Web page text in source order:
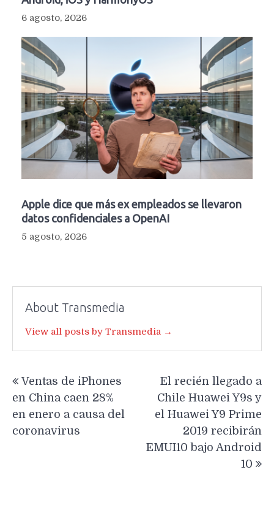
6 agosto, 2026
Apple dice que más ex empleados se llevaron
datos confidenciales a OpenAI
5 agosto, 2026
About Transmedia
View all posts by Transmedia →
entradas
Ventas de iPhones
en China caen 28%
en enero a causa del
coronavirus
El recién llegado a
Chile Huawei Y9s y
el Huawei Y9 Prime
2019 recibirán
EMUI10 bajo Android
10